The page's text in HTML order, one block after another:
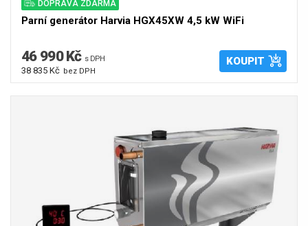
DOPRAVA ZDARMA
Parní generátor Harvia HGX45XW 4,5 kW WiFi
46 990 Kč s DPH
38 835 Kč bez DPH
KOUPIT